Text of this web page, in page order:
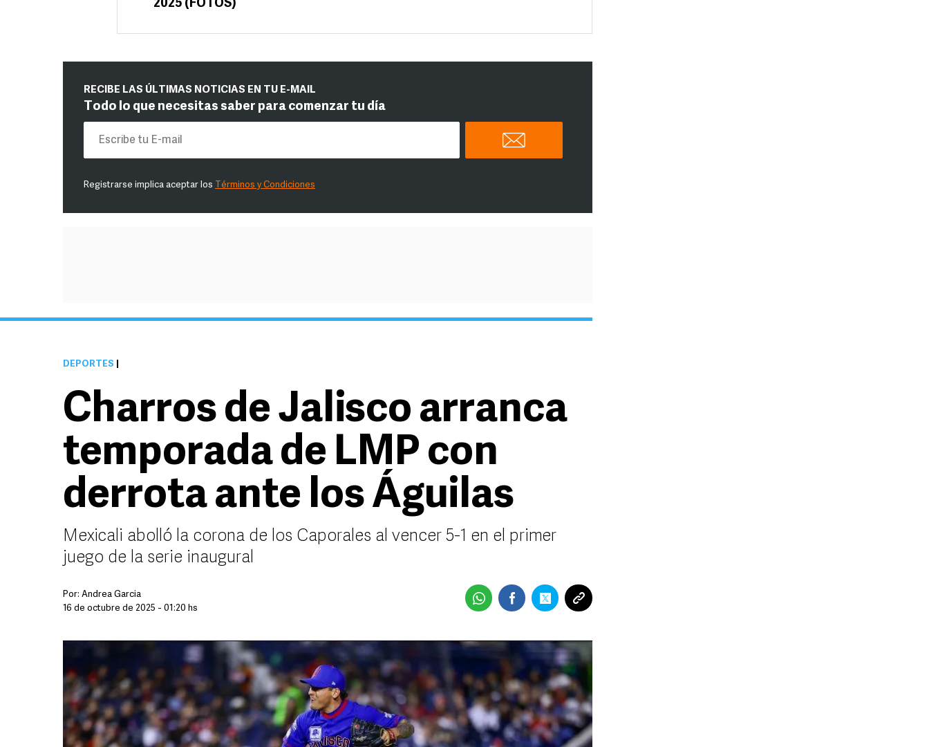
2025 (FOTOS)
RECIBE LAS ÚLTIMAS NOTICIAS EN TU E-MAIL
Todo lo que necesitas saber para comenzar tu día
Registrarse implica aceptar los Términos y Condiciones
DEPORTES
Charros de Jalisco arranca
temporada de LMP con
derrota ante los Águilas
Mexicali abolló la corona de los Caporales al vencer 5-1 en el primer
juego de la serie inaugural
Por: Andrea Garcia
16 de octubre de 2025 - 01:20 hs